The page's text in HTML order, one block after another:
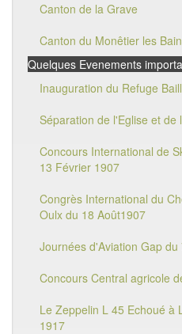
Canton de la Grave
Canton du Monêtier les
Quelques Evenements
Inauguration du Refuge
Séparation de l'Eglise et de
Concours International de
13 Février 1907
Congrès International du
Oulx du 18 Août1907
Journées d'Aviation Gap
Concours Central agricole
Le Zeppelin L 45 Echoué à
1917